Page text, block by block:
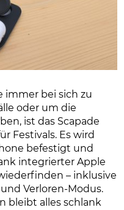
immer bei sich zu
oder um die
ist das Scapade
Festivals. Es wird
befestigt und
integrierter Apple
– inklusive
Verloren-Modus.
bleibt alles schlank